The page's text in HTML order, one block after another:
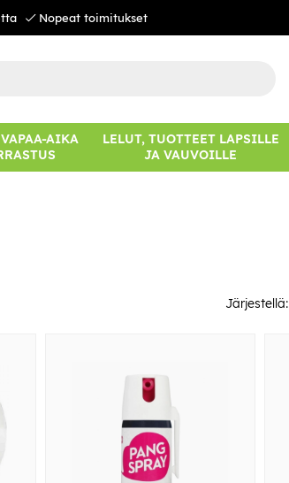
Nopeat toimitukset
AIKA
LELUT, TUOTTEET LAPSILLE
JA VAUVOILLE
Järjestellä: